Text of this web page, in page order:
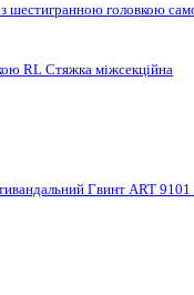
шестигранною головкою
RL Стяжка міжсекційна
Гвинт ART 9101